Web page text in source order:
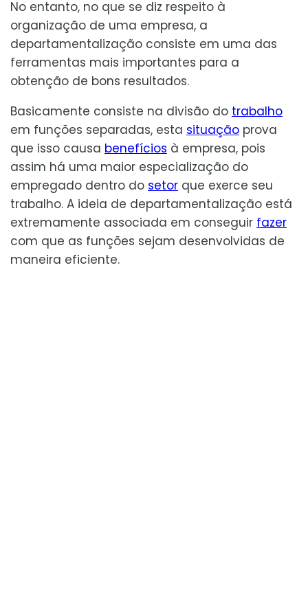
No entanto, no que se diz respeito à
organização de uma empresa, a
departamentalização consiste em uma das
ferramentas mais importantes para a
obtenção de bons resultados.
Basicamente consiste na divisão do trabalho
em funções separadas, esta situação prova
que isso causa benefícios à empresa, pois
assim há uma maior especialização do
empregado dentro do setor que exerce seu
trabalho. A ideia de departamentalização está
extremamente associada em conseguir fazer
com que as funções sejam desenvolvidas de
maneira eficiente.